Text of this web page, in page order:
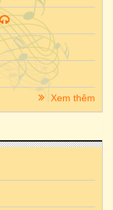
Xem thêm